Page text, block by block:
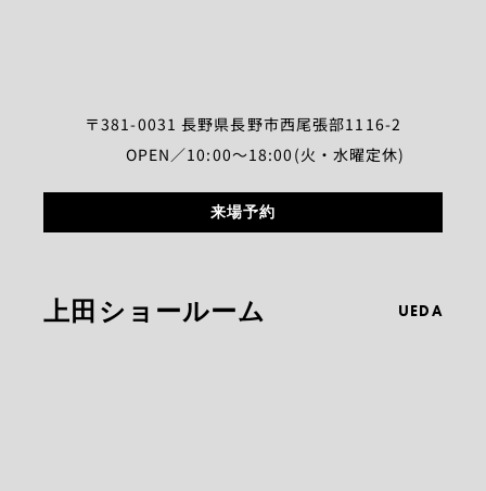
〒381-0031 長野県長野市西尾張部1116-2
OPEN／10:00～18:00(火・水曜定休)
来場予約
上田ショールーム UEDA